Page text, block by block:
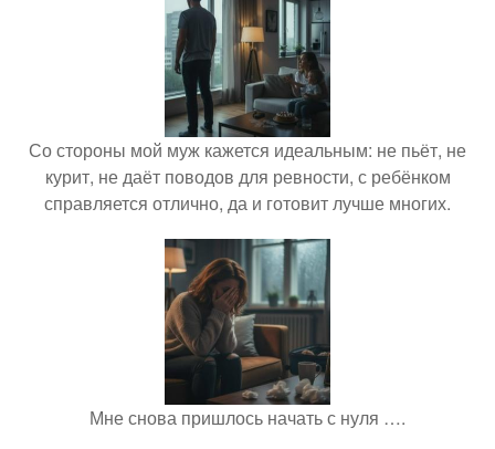
Со стороны мой муж кажется идеальным: не пьёт, не
курит, не даёт поводов для ревности, с ребёнком
справляется отлично, да и готовит лучше многих.
Мне снова пришлось начать с нуля ….